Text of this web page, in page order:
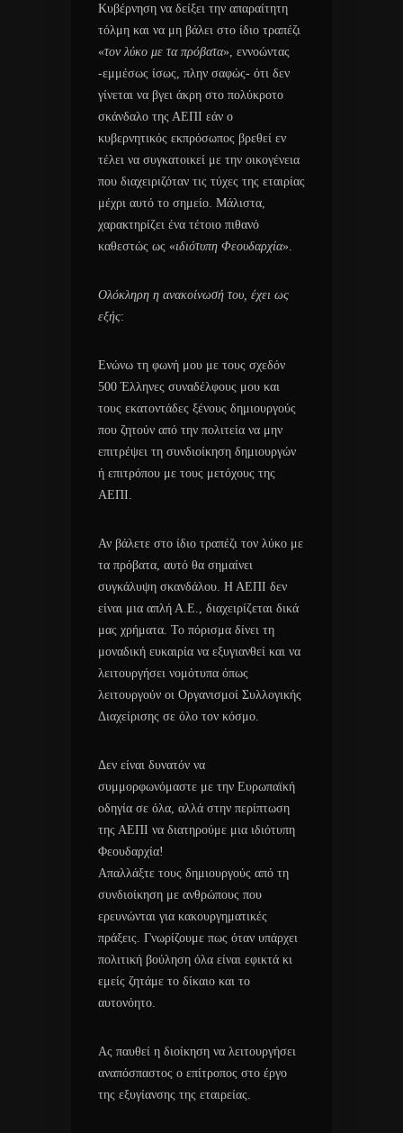
Κυβέρνηση να δείξει την απαραίτητη
τόλμη και να μη βάλει στο ίδιο τραπέζι
«τον λύκο με τα πρόβατα», εννοώντας
-εμμέσως ίσως, πλην σαφώς- ότι δεν
γίνεται να βγει άκρη στο πολύκροτο
σκάνδαλο της ΑΕΠΙ εάν ο
κυβερνητικός εκπρόσωπος βρεθεί εν
τέλει να συγκατοικεί με την οικογένεια
που διαχειριζόταν τις τύχες της εταιρίας
μέχρι αυτό το σημείο. Μάλιστα,
χαρακτηρίζει ένα τέτοιο πιθανό
καθεστώς ως «ιδιότυπη Φεουδαρχία».
Ολόκληρη η ανακοίνωσή του, έχει ως
εξής:
Ενώνω τη φωνή μου με τους σχεδόν
500 Έλληνες συναδέλφους μου και
τους εκατοντάδες ξένους δημιουργούς
που ζητούν από την πολιτεία να μην
επιτρέψει τη συνδιοίκηση δημιουργών
ή επιτρόπου με τους μετόχους της
ΑΕΠΙ.
Αν βάλετε στο ίδιο τραπέζι τον λύκο με
τα πρόβατα, αυτό θα σημαίνει
συγκάλυψη σκανδάλου. Η ΑΕΠΙ δεν
είναι μια απλή Α.Ε., διαχειρίζεται δικά
μας χρήματα. Το πόρισμα δίνει τη
μοναδική ευκαιρία να εξυγιανθεί και να
λειτουργήσει νομότυπα όπως
λειτουργούν οι Οργανισμοί Συλλογικής
Διαχείρισης σε όλο τον κόσμο.
Δεν είναι δυνατόν να
συμμορφωνόμαστε με την Ευρωπαϊκή
οδηγία σε όλα, αλλά στην περίπτωση
της ΑΕΠΙ να διατηρούμε μια ιδιότυπη
Φεουδαρχία!
Απαλλάξτε τους δημιουργούς από τη
συνδιοίκηση με ανθρώπους που
ερευνώνται για κακουργηματικές
πράξεις. Γνωρίζουμε πως όταν υπάρχει
πολιτική βούληση όλα είναι εφικτά κι
εμείς ζητάμε το δίκαιο και το
αυτονόητο.
Ας παυθεί η διοίκηση να λειτουργήσει
αναπόσπαστος ο επίτροπος στο έργο
της εξυγίανσης της εταιρείας.